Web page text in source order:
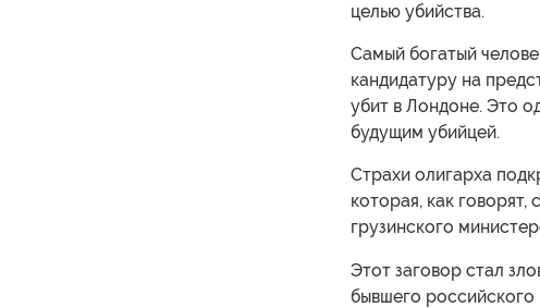
целью убийства.
Самый богатый
кандидатуру на
убит в Лондоне. Это
будущим убийцей.
Страхи олигарха
которая, как
грузинского
Этот заговор стал
бывшего